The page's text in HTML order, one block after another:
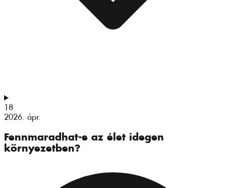
18
2026. ápr.
Fennmaradhat-e az élet idegen
környezetben?